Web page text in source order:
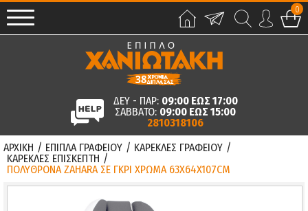
0
ΔΕΥ - ΠΑΡ: 09:00 ΕΩΣ 17:00
ΣΑΒΒΑΤΟ: 09:00 ΕΩΣ 15:00
2810318106
ΑΡΧΙΚΗ / ΕΠΙΠΛΑ ΓΡΑΦΕΙΟΥ / ΚΑΡΕΚΛΕΣ ΓΡΑΦΕΙΟΥ /
ΚΑΡΕΚΛΕΣ ΕΠΙΣΚΕΠΤΗ /
ΠΟΛΥΘΡΟΝΑ ZAHARA ΣΕ ΓΚΡΙ ΧΡΩΜΑ 63X64X107CM